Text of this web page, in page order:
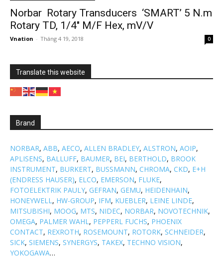
Norbar Rotary Transducers ‘SMART’ 5 N.m
Rotary TD, 1/4″ M/F Hex, mV/V
Vnation - Tháng 4 19, 2018 0
Translate this website
Brand
NORBAR, ABB, AECO, ALLEN BRADLEY, ALSTRON, AOIP,
APLISENS, BALLUFF, BAUMER, BEI, BERTHOLD, BROOK
INSTRUMENT, BURKERT, BUSSMANN, CHROMA, CKD, E+H
(ENDRESS HAUSER), ELCO, EMERSON, FLUKE,
FOTOELEKTRIK PAULY, GEFRAN, GEMU, HEIDENHAIN,
HONEYWELL, HW-GROUP, IFM, KUEBLER, LEINE LINDE,
MITSUBISHI, MOOG, MTS, NIDEC, NORBAR, NOVOTECHNIK,
OMEGA, PALMER WAHL, PEPPERL FUCHS, PHOENIX
CONTACT, REXROTH, ROSEMOUNT, ROTORK, SCHNEIDER,
SICK, SIEMENS, SYNERGYS, TAKEX, TECHNO VISION,
YOKOGAWA…